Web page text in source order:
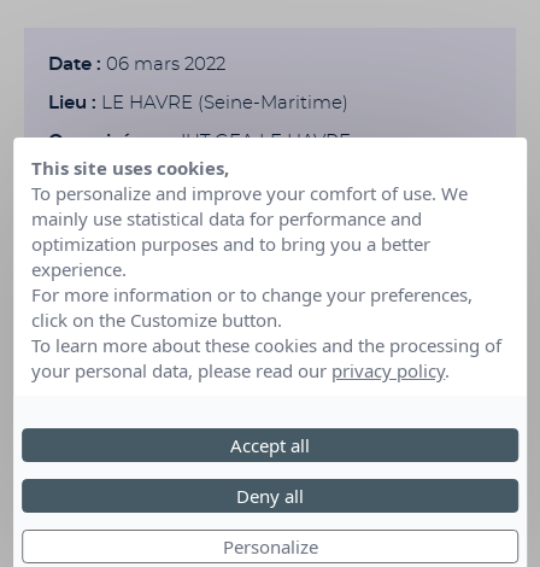
Date : 06 mars 2022
Lieu : LE HAVRE (Seine-Maritime)
Organisé par :IUT GEA LE HAVRE
This site uses cookies,
To personalize and improve your comfort of use. We
mainly use statistical data for performance and
optimization purposes and to bring you a better
experience.
For more information or to change your preferences,
click on the Customize button.
To learn more about these cookies and the processing of
your personal data, please read our privacy policy.
Personalize
Deny all
Accept all